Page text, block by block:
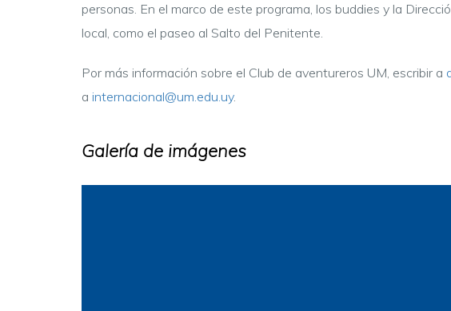
personas. En el marco de este programa, los buddies y la
local, como el paseo al Salto del Penitente.
Por más información sobre el Club de aventureros UM, escribir a
a internacional@um.edu.uy.
Galería de imágenes